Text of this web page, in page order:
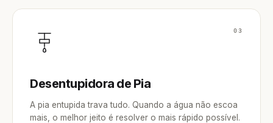
03
Desentupidora de Pia
A pia entupida trava tudo. Quando a água não escoa
mais, o melhor jeito é resolver o mais rápido possível.